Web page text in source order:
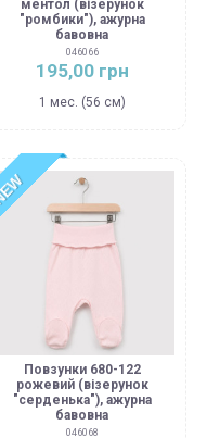
ментол (візерунок
"ромбики"), ажурна
бавовна
046066
195,00 грн
1 мес. (56 см)
Повзунки 680-122
рожевий (візерунок
"серденька"), ажурна
бавовна
046068